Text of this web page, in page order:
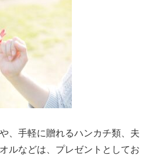
、手軽に贈れるハンカチ類、夫
ルなどは、プレゼントとしてお